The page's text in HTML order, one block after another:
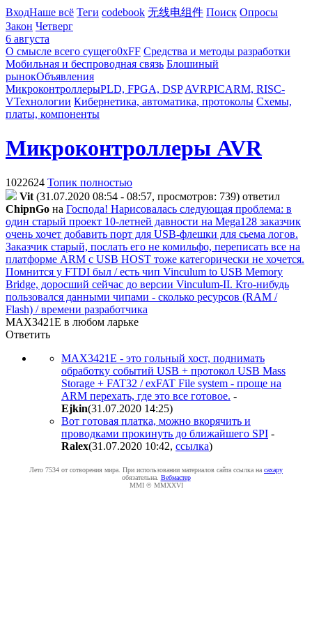
ВходНаше всё Теги codebook 无线电组件 Поиск Опросы
Закон Четверг
6 августа
О смысле всего сущего0xFF Средства и методы разработки
Мобильная и беспроводная связь Блошиный
рынокОбъявления
МикроконтроллерыPLD, FPGA, DSP AVRPICARM, RISC-
VТехнологии Кибернетика, автоматика, протоколы Схемы,
платы, компоненты
Микроконтроллеры AVR
1022624 Топик полностью
Vit (31.07.2020 08:54 - 08:57, просмотров: 739) ответил
ChipnGo на Господа! Нарисовалась следующая проблема: в
один старый проект 10-летней давности на Mega128 заказчик
очень хочет добавить порт для USB-флешки для сьема логов.
Заказчик старый, послать его не комильфо, переписать все на
платформе ARM c USB HOST тоже категорически не хочется.
Помнится у FTDI был / есть чип Vinculum to USB Memory
Bridge, доросший сейчас до версии Vinculum-II. Кто-нибудь
пользовался данными чипами - сколько ресурсов (RAM /
Flash) / времени разработчика
MAX3421E в любом ларьке
Ответить
MAX3421E - это гольный хост, поднимать
обработку событий USB + протокол USB Mass
Storage + FAT32 / exFAT File system - проще на
ARM перехать, где это все готовое. -
Ejkin(31.07.2020 14:25)
Вот готовая платка, можно вкорячить и
проводками прокинуть до ближайшего SPI -
Ralex(31.07.2020 10:42, ссылка)
Лето 7534 от сотворения мира. При использовании материалов сайта ссылка на caxapу
обязательна. Вебмастер
MMI © MMXXVI